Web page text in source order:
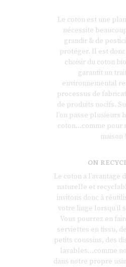
Le coton est une
nécessite
grandir & de
protéger. Il est
choisir du coton
garantit un
environnemental
processus de
de produits nocifs.
l’on passe plusieurs
coton…comme pour
maison !
ON
Le coton a l’avantage
naturelle et
invitons donc à
votre linge lorsqu’il
Vous pourrez en
serviettes en tissu,
petits coussins, des
lavables…comme
dans notre propre